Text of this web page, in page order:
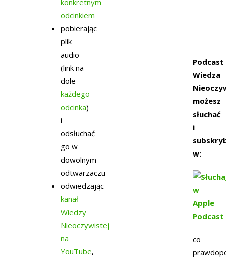
konkretnym
odcinkiem
pobierając
plik
audio
(link na
dole
każdego
odcinka)
i
odsłuchać
go w
dowolnym
odtwarzaczu
odwiedzając
kanał
Wiedzy
Nieoczywistej
na
YouTube,
Podcast
Wiedza
możesz
słuchać
i
w:
co